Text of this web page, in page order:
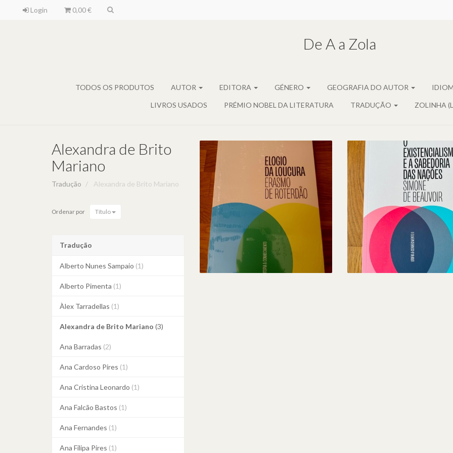
Login 0,00 €
De A a Zola
TODOS OS PRODUTOS AUTOR EDITORA GÉNERO GEOGRAFIA DO AUTOR
LIVROS USADOS PRÉMIO NOBEL DA LITERATURA TRADUÇÃO ZOLINHA
Alexandra de Brito
Mariano
Tradução Alexandra de Brito Mariano
Ordenar por Título
Tradução
Alberto Nunes Sampaio (1)
Alberto Pimenta (1)
Àlex Tarradellas (1)
Alexandra de Brito Mariano (3)
Ana Barradas (2)
Ana Cardoso Pires (1)
Ana Cristina Leonardo (1)
Ana Falcão Bastos (1)
Ana Fernandes (1)
Ana Filipa Pires (1)
ELOGIO DA LOUCURA,
DE ERASMO DE
ROTERDÃO
7,95 €
O
A SABEDORIA DAS
NAÇÕES, DE
DE BEAUVOIR
8,95 €